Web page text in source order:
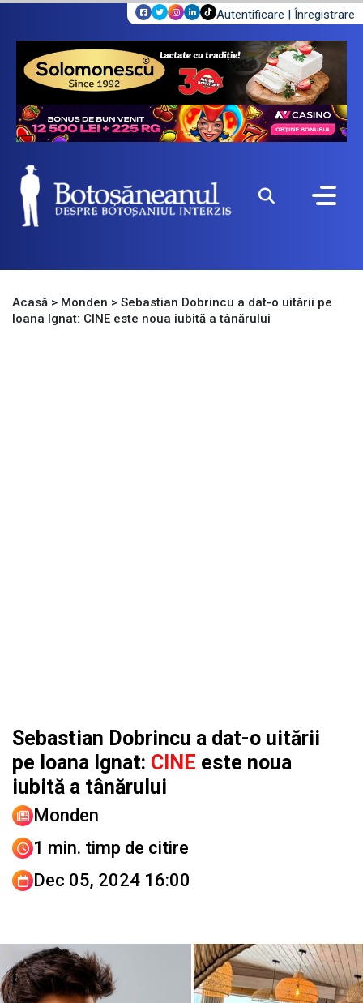
Autentificare | Înregistrare
Acasă > Monden > Sebastian Dobrincu a dat-o uitării pe
Ioana Ignat: CINE este noua iubită a tânărului
Sebastian Dobrincu a dat-o uitării
pe Ioana Ignat: CINE este noua
iubită a tânărului
Monden
1 min. timp de citire
Dec 05, 2024 16:00